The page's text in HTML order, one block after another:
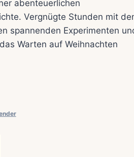
abenteuerlichen
Vergnügte Stunden mit
spannenden Experimenten
Warten auf Weihnachten